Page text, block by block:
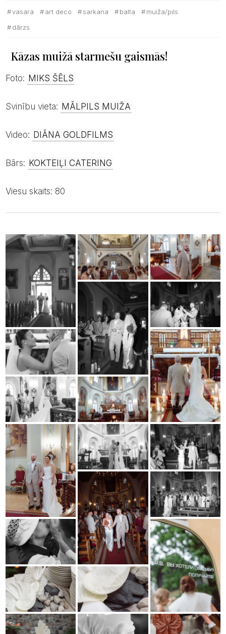
vasara art deco sarkana balta
muiža/pils
dārzs
Kāzas muižā starmešu gaismās!
Foto: MIKS ŠĒLS
Svinību vieta: MĀLPILS MUIŽA
Video: DIĀNA GOLDFILMS
Bārs: KOKTEIĻI CATERING
Viesu skaits: 80